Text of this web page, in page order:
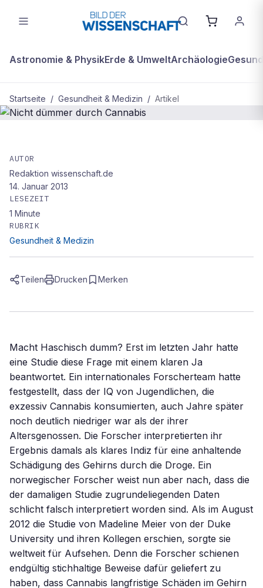
Astronomie & PhysikErde & UmweltArchäologie
Startseite / Gesundheit & Medizin / Artikel
Nicht dümmer durch Cannabis
AUTOR
Redaktion wissenschaft.de
14. Januar 2013
LESEZEIT
1 Minute
RUBRIK
Gesundheit & Medizin
Teilen Drucken Merken
Macht Haschisch dumm? Erst im letzten Jahr hatte
eine Studie diese Frage mit einem klaren Ja
beantwortet. Ein internationales Forscherteam hatte
festgestellt, dass der IQ von Jugendlichen, die
exzessiv Cannabis konsumierten, auch Jahre später
noch deutlich niedriger war als der ihrer
Altersgenossen. Die Forscher interpretierten ihr
Ergebnis damals als klares Indiz für eine anhaltende
Schädigung des Gehirns durch die Droge. Ein
norwegischer Forscher weist nun aber nach, dass die
der damaligen Studie zugrundeliegenden Daten
schlicht falsch interpretiert worden sind. Als im August
2012 die Studie von Madeline Meier von der Duke
University und ihren Kollegen erschien, sorgte sie
weltweit für Aufsehen. Denn die Forscher schienen
endgültig stichhaltige Beweise dafür geliefert zu
haben, dass Cannabis langfristige Schäden im Gehirn